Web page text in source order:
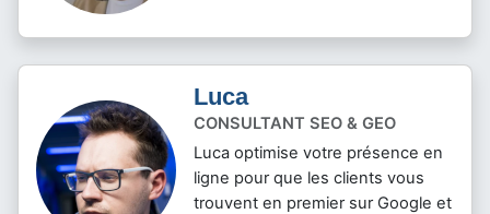
Luca
CONSULTANT SEO & GEO
Luca optimise votre présence en
ligne pour que les clients vous
trouvent en premier sur Google et